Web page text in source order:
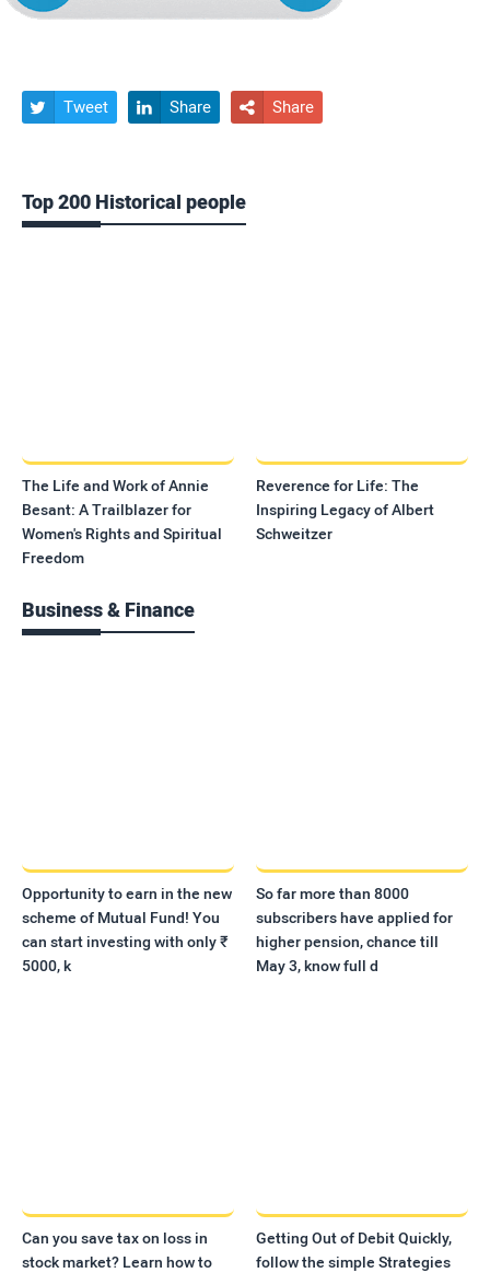
 Tweet  Share  Share
Top 200 Historical people
The Life and Work of Annie
Besant: A Trailblazer for
Women's Rights and Spiritual
Freedom
Reverence for Life: The
Inspiring Legacy of Albert
Schweitzer
Business & Finance
Opportunity to earn in the new
scheme of Mutual Fund! You
can start investing with only ₹
5000, k
So far more than 8000
subscribers have applied for
higher pension, chance till
May 3, know full d
Can you save tax on loss in
stock market? Learn how to
Getting Out of Debit Quickly,
follow the simple Strategies